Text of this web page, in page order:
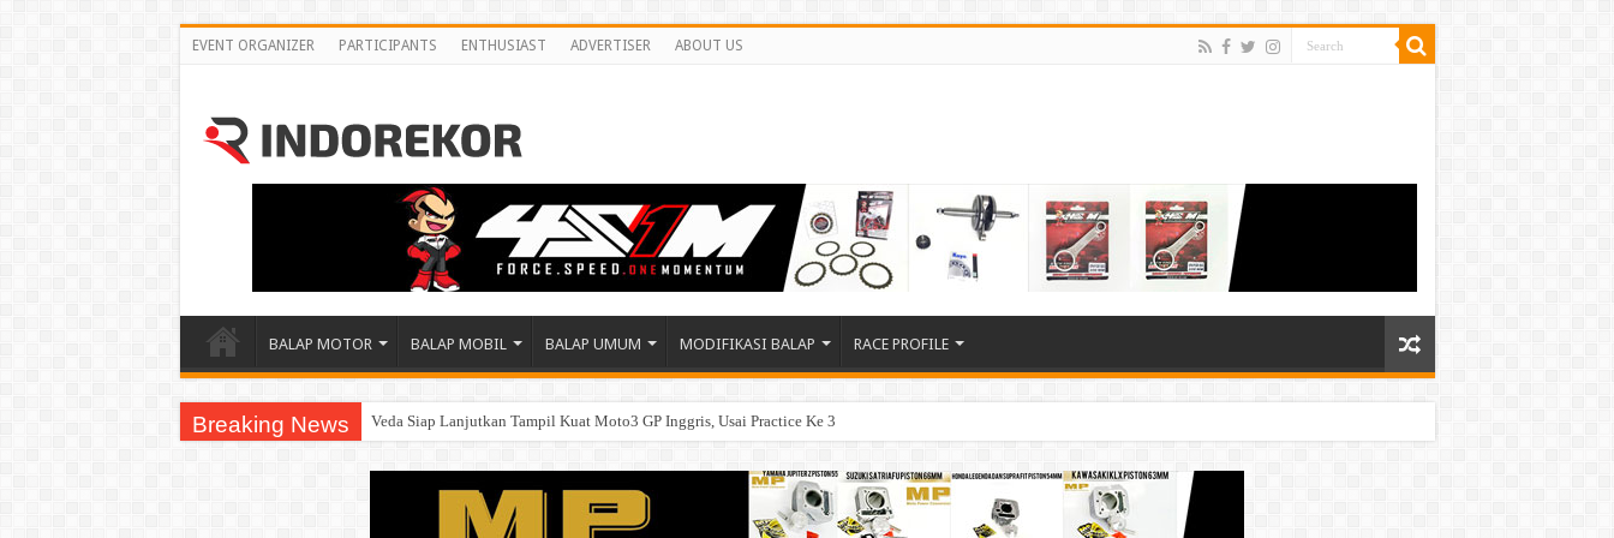
EVENT ORGANIZER PARTICIPANTS ENTHUSIAST ADVERTISER ABOUT US
BALAP MOTOR BALAP MOBIL BALAP UMUM MODIFIKASI BALAP RACE PROFILE
Breaking News Veda Siap Lanjutkan Tampil Kuat Moto3 GP Inggris, Usai Practice Ke 3